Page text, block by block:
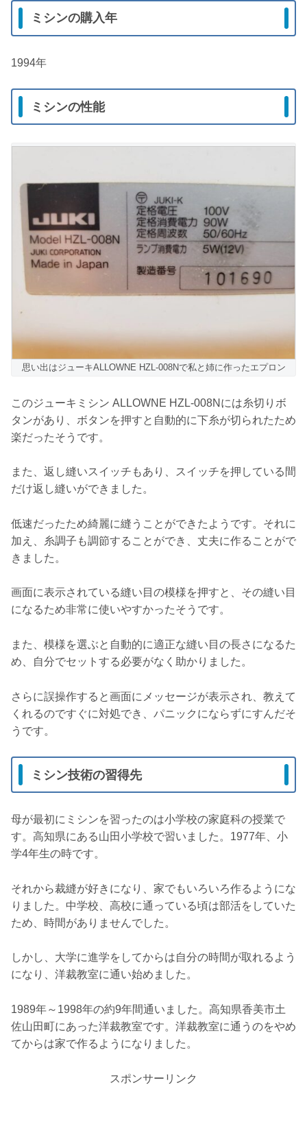
ミシンの購入年
1994年
ミシンの性能
思い出はジューキALLOWNE HZL-008Nで私と姉に作ったエプロン
このジューキミシン ALLOWNE HZL-008Nには糸切りボ
タンがあり、ボタンを押すと自動的に下糸が切られたため
楽だったそうです。
また、返し縫いスイッチもあり、スイッチを押している間
だけ返し縫いができました。
低速だったため綺麗に縫うことができたようです。それに
加え、糸調子も調節することができ、丈夫に作ることがで
きました。
画面に表示されている縫い目の模様を押すと、その縫い目
になるため非常に使いやすかったそうです。
また、模様を選ぶと自動的に適正な縫い目の長さになるた
め、自分でセットする必要がなく助かりました。
さらに誤操作すると画面にメッセージが表示され、教えて
くれるのですぐに対処でき、パニックにならずにすんだそ
うです。
ミシン技術の習得先
母が最初にミシンを習ったのは小学校の家庭科の授業で
す。高知県にある山田小学校で習いました。1977年、小
学4年生の時です。
それから裁縫が好きになり、家でもいろいろ作るようにな
りました。中学校、高校に通っている頃は部活をしていた
ため、時間がありませんでした。
しかし、大学に進学をしてからは自分の時間が取れるよう
になり、洋裁教室に通い始めました。
1989年～1998年の約9年間通いました。高知県香美市土
佐山田町にあった洋裁教室です。洋裁教室に通うのをやめ
てからは家で作るようになりました。
スポンサーリンク